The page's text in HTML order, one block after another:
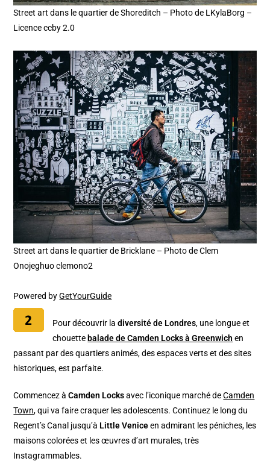
Street art dans le quartier de Shoreditch – Photo de LKylaBorg –
Licence ccby 2.0
Street art dans le quartier de Bricklane – Photo de Clem
Onojeghuo clemono2
Powered byGetYourGuide
Pour découvrir ladiversité de Londres, une longue et
chouette balade de Camden Locks à Greenwich en
passant par des quartiers animés, des espaces verts et des sites
historiques, est parfaite.
Commencez àCamden Locksavec l’iconique marché deCamden
Town, qui va faire craquer les adolescents. Continuez le long du
Regent’s Canal jusqu’à Little Veniceen admirant les péniches, les
maisons colorées et les œuvres d’art murales, très
Instagrammables.